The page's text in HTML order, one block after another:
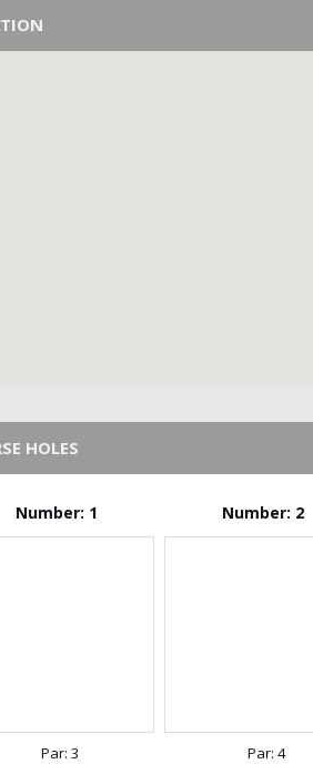
HOLES
Number: 1
Par: 3
Number: 2
Par: 4